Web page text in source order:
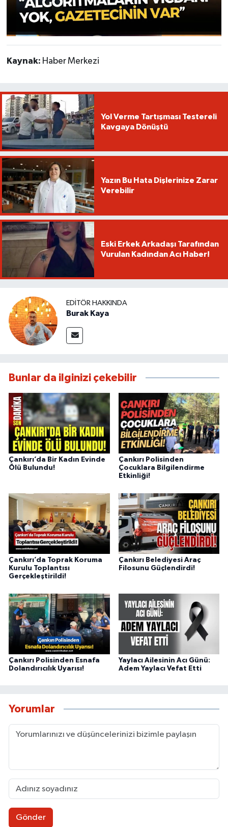
Kaynak: Haber Merkezi
Yol Verme Tartışması Testereli
Kavgaya Dönüştü
Yazın Bu Hata Dişlerinize Zarar
Verebilir
Eski Erkek Arkadaşı Tarafından
Vurulan Kadından Acı Haber!
EDITÖR HAKKINDA
Burak Kaya
Bunlar da ilginizi çekebilir
Çankırı’da Bir Kadın Evinde
Ölü Bulundu!
Çankırı Polisinden
Çocuklara Bilgilendirme
Etkinliği!
Çankırı’da Toprak Koruma
Kurulu Toplantısı
Gerçekleştirildi!
Çankırı Belediyesi Araç
Filosunu Güçlendirdi!
Çankırı Polisinden Esnafa
Dolandırıcılık Uyarısı!
Yaylacı Ailesinin Acı Günü:
Adem Yaylacı Vefat Etti
Yorumlar
Gönder